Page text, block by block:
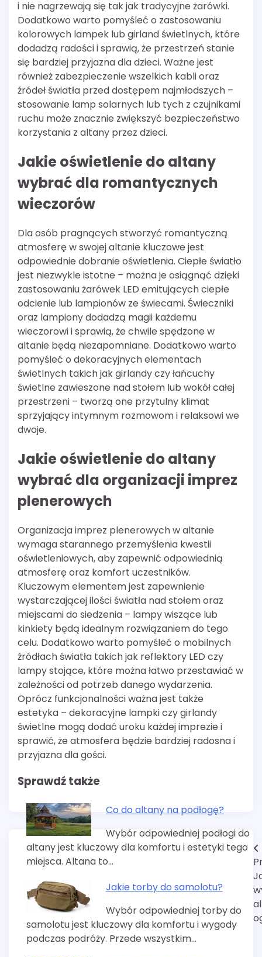
i nie nagrzewają się tak jak tradycyjne żarówki.
Dodatkowo warto pomyśleć o zastosowaniu
kolorowych lampek lub girland świetlnych, które
dodadzą radości i sprawią, że przestrzeń stanie
się bardziej przyjazna dla dzieci. Ważne jest
również zabezpieczenie wszelkich kabli oraz
źródeł światła przed dostępem najmłodszych –
stosowanie lamp solarnych lub tych z czujnikami
ruchu może znacznie zwiększyć bezpieczeństwo
korzystania z altany przez dzieci.
Jakie oświetlenie do altany
wybrać dla romantycznych
wieczorów
Dla osób pragnących stworzyć romantyczną
atmosferę w swojej altanie kluczowe jest
odpowiednie dobranie oświetlenia. Ciepłe światło
jest niezwykle istotne – można je osiągnąć dzięki
zastosowaniu żarówek LED emitujących ciepłe
odcienie lub lampionów ze świecami. Świeczniki
oraz lampiony dodadzą magii każdemu
wieczorowi i sprawią, że chwile spędzone w
altanie będą niezapomniane. Dodatkowo warto
pomyśleć o dekoracyjnych elementach
świetlnych takich jak girlandy czy łańcuchy
świetlne zawieszone nad stołem lub wokół całej
przestrzeni – tworzą one przytulny klimat
sprzyjający intymnym rozmowom i relaksowi we
dwoje.
Jakie oświetlenie do altany
wybrać dla organizacji imprez
plenerowych
Organizacja imprez plenerowych w altanie
wymaga starannego przemyślenia kwestii
oświetleniowych, aby zapewnić odpowiednią
atmosferę oraz komfort uczestników.
Kluczowym elementem jest zapewnienie
wystarczającej ilości światła nad stołem oraz
miejscami do siedzenia – lampy wiszące lub
kinkiety będą idealnym rozwiązaniem do tego
celu. Dodatkowo warto pomyśleć o mobilnych
źródłach światła takich jak reflektory LED czy
lampy stojące, które można łatwo przestawiać w
zależności od potrzeb danego wydarzenia.
Oprócz funkcjonalności ważna jest także
estetyka – dekoracyjne lampki czy girlandy
świetlne mogą dodać uroku każdej imprezie i
sprawić, że atmosfera będzie bardziej radosna i
przyjazna dla gości.
Sprawdź także
Co do altany na podłogę?
Wybór odpowiedniej podłogi do
altany jest kluczowy dla komfortu i estetyki tego
miejsca. Altana to…
Jakie torby do samolotu?
Wybór odpowiedniej torby do
samolotu jest kluczowy dla komfortu i wygody
podczas podróży. Przede wszystkim…
Nawigacja
wpisu